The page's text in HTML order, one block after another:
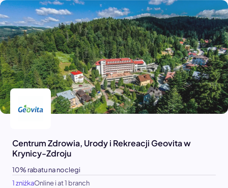
Centrum Zdrowia, Urody i Rekreacji Geovita w
Krynicy-Zdroju
10% rabatu na noclegi
1 zniżkaOnline i at 1 branch